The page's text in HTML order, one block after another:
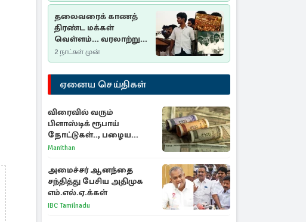
ஒரு வரலாற்றுப் பாடம்
தலைவரைக் காணத்
திரண்ட மக்கள்
வெள்ளம்... வரலாற்றுச்
சிறப்புமிக்க சுதுமலைப்
பிரகடனம்…
2 நாட்கள் முன்
ஏனைய செய்திகள்
விரைவில் வரும்
பிளாஸ்டிக் ரூபாய்
நோட்டுகள்.., பழைய
காகித நோட்டுகள்
Manithan
அமைச்சர் ஆனந்தை
சந்தித்து பேசிய அதிமுக
எம்.எல்.ஏ.க்கள்
IBC Tamilnadu